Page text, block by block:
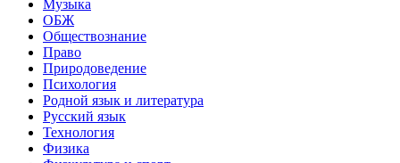
Музыка
ОБЖ
Обществознание
Право
Природоведение
Психология
Родной язык и литература
Русский язык
Технология
Физика